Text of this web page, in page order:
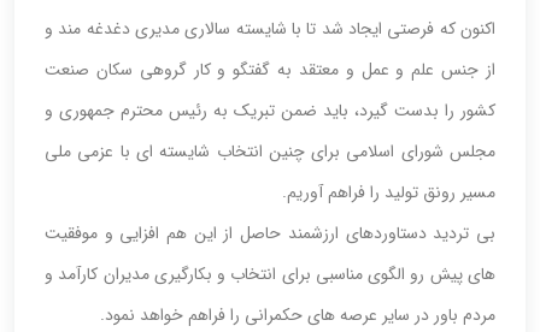
اکنون که فرصتی ایجاد شد تا با شایسته سالاری مدیری دغدغه مند و
از جنس علم و عمل و معتقد به گفتگو و کار گروهی سکان صنعت
کشور را بدست گیرد، باید ضمن تبریک به رئیس محترم جمهوری و
مجلس شورای اسلامی برای چنین انتخاب شایسته ای با عزمی ملی
مسیر رونق تولید را فراهم آوریم.
بی تردید دستاوردهای ارزشمند حاصل از این هم افزایی و موفقیت
های پیش رو الگوی مناسبی برای انتخاب و بکارگیری مدیران کارآمد و
مردم باور در سایر عرصه های حکمرانی را فراهم خواهد نمود.